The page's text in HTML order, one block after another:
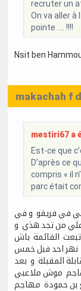
recruter un
On va aller à
pointe .... !!!!
Nsit ben
makachah f
mestiri67 a
Est-ce que
D’après ce
compris « il
parc était
في فريقو و في
من تجد هذي و
القائمة باش
احد فبل خمس
المقبلة و بعد
موش ملاعبي
بن حمودة مهاجم